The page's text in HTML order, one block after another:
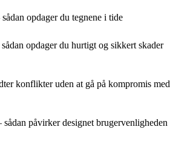
opdager du tegnene i tide
opdager du hurtigt og sikkert skader
konflikter uden at gå på kompromis med
påvirker designet brugervenligheden